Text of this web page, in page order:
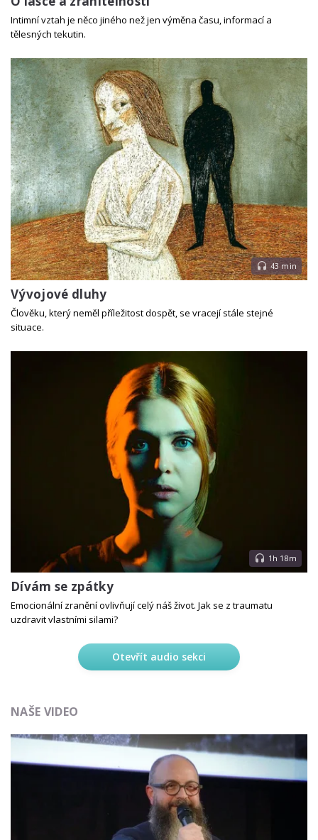
Intimní vztah je něco jiného než jen výměna času, informací a
tělesných tekutin.
43 min
Vývojové dluhy
Člověku, který neměl příležitost dospět, se vracejí stále stejné
situace.
1h 18m
Dívám se zpátky
Emocionální zranění ovlivňují celý náš život. Jak se z traumatu
uzdravit vlastními silami?
Otevřít audio sekci
NAŠE VIDEO